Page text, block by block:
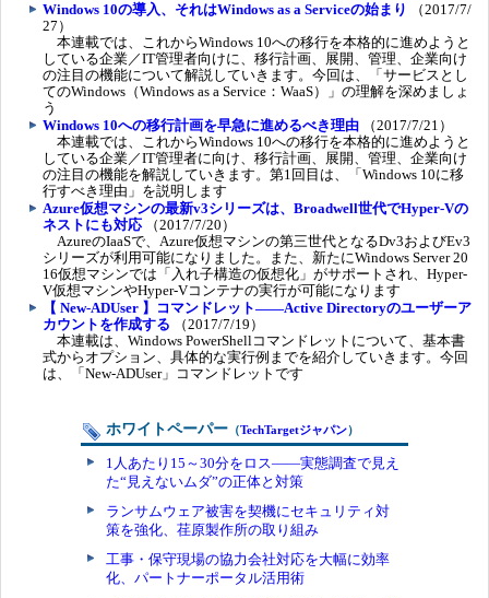
Windows 10の導入、それはWindows as a Serviceの始まり
（2017/7/
27）
本連載では、これからWindows 10への移行を本格的に進めようと
している企業／IT管理者向けに、移行計画、展開、管理、企業向け
の注目の機能について解説していきます。今回は、「サービスとし
てのWindows（Windows as a Service：WaaS）」の理解を深めましょ
う
Windows 10への移行計画を早急に進めるべき理由 （2017/7/21）
本連載では、これからWindows 10への移行を本格的に進めようと
している企業／IT管理者に向け、移行計画、展開、管理、企業向け
の注目の機能を解説していきます。第1回目は、「Windows 10に移
行すべき理由」を説明します
Azure仮想マシンの最新v3シリーズは、Broadwell世代でHyper-Vの
ネストにも対応 （2017/7/20）
AzureのIaaSで、Azure仮想マシンの第三世代となるDv3およびEv3
シリーズが利用可能になりました。また、新たにWindows Server 20
16仮想マシンでは「入れ子構造の仮想化」がサポートされ、Hyper-
V仮想マシンやHyper-Vコンテナの実行が可能になります
【 New-ADUser 】コマンドレット――Active Directoryのユーザーア
カウントを作成する （2017/7/19）
本連載は、Windows PowerShellコマンドレットについて、基本書
式からオプション、具体的な実行例までを紹介していきます。今回
は、「New-ADUser」コマンドレットです
ホワイトペーパー （TechTargetジャパン）
1人あたり15～30分をロス――実態調査で見え
た“見えないムダ”の正体と対策
ランサムウェア被害を契機にセキュリティ対
策を強化、荏原製作所の取り組み
工事・保守現場の協力会社対応を大幅に効率
化、パートナーポータル活用術